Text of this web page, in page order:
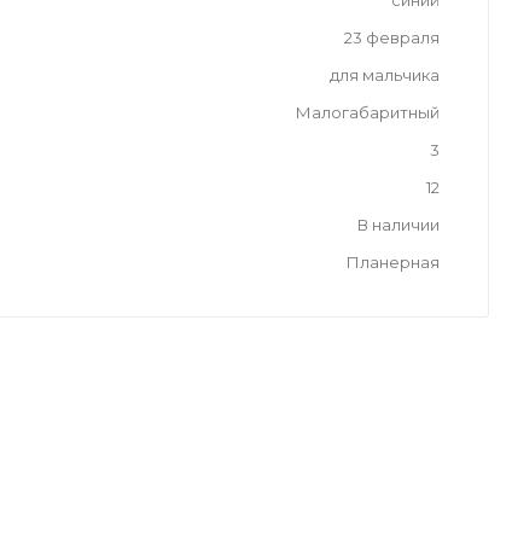
23 февраля
для мальчика
Малогабаритный
3
12
В наличии
Планерная